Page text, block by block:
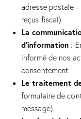
adresse postale
reçus fiscal).
La
d’information :
informé de nos
consentement.
Le traitement
formulaire de
message).